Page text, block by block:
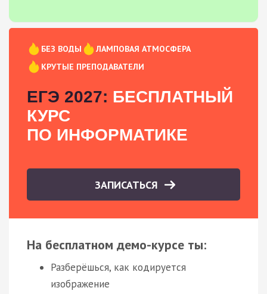
БЕЗ ВОДЫ
ЛАМПОВАЯ АТМОСФЕРА
КРУТЫЕ ПРЕПОДАВАТЕЛИ
ЕГЭ 2027: БЕСПЛАТНЫЙ
КУРС
ПО ИНФОРМАТИКЕ
ЗАПИСАТЬСЯ
На бесплатном демо-курсе ты:
Разберёшься, как кодируется
изображение